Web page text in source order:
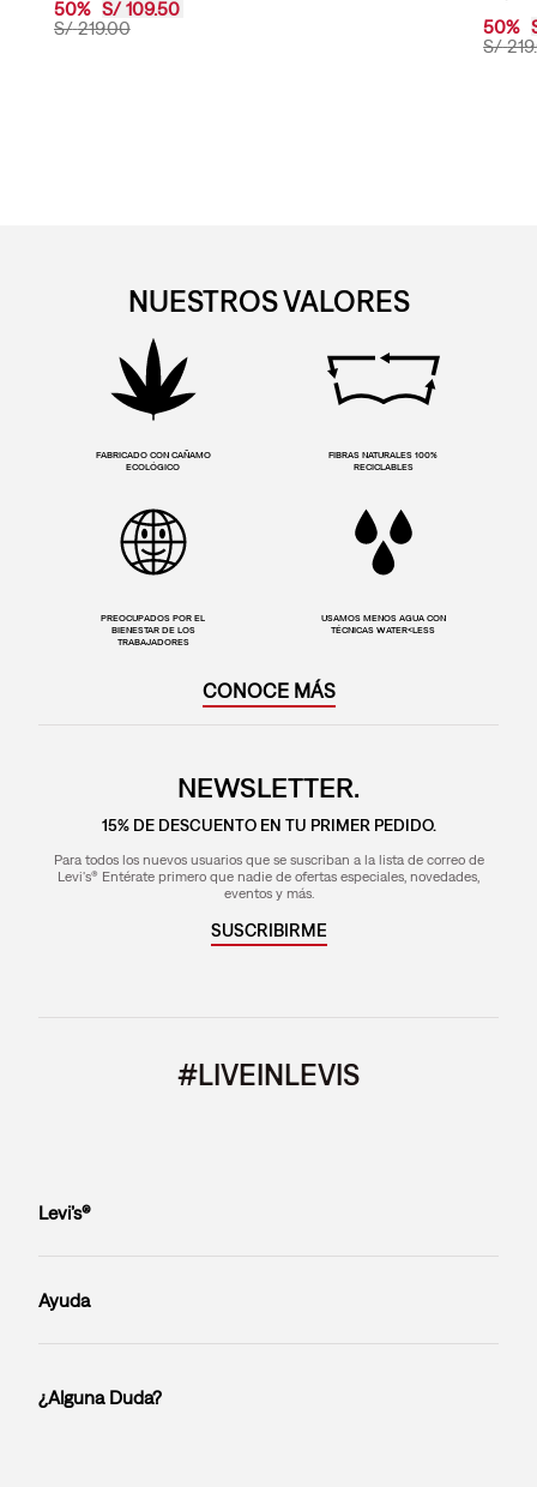
S/ 219.00
50% S/ 109.50
S/ 219.
50%
NUESTROS VALORES
FABRICADO CON CAÑAMO
ECOLÓGICO
FIBRAS NATURALES 100%
RECICLABLES
PREOCUPADOS POR EL
BIENESTAR DE LOS
TRABAJADORES
USAMOS MENOS AGUA CON
TÉCNICAS WATER<LESS
CONOCE MÁS
NEWSLETTER.
15% DE DESCUENTO EN TU PRIMER PEDIDO.
Para todos los nuevos usuarios que se suscriban a la lista de correo de
Levi's® Entérate primero que nadie de ofertas especiales, novedades,
eventos y más.
SUSCRIBIRME
#LIVEINLEVIS
Levi’s®
Ayuda
¿Alguna Duda?